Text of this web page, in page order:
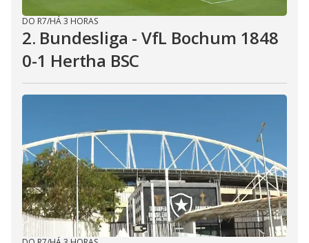
DO R7/HÁ 3 HORAS
2. Bundesliga - VfL Bochum 1848
0-1 Hertha BSC